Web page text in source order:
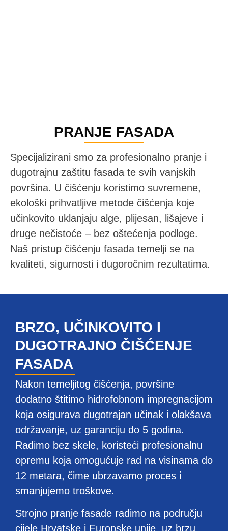
PRANJE FASADA
Specijalizirani smo za profesionalno pranje i
dugotrajnu zaštitu fasada te svih vanjskih
površina. U čišćenju koristimo suvremene,
ekološki prihvatljive metode čišćenja koje
učinkovito uklanjaju alge, plijesan, lišajeve i
druge nečistoće – bez oštećenja podloge.
Naš pristup čišćenju fasada temelji se na
kvaliteti, sigurnosti i dugoročnim rezultatima.
BRZO, UČINKOVITO I
DUGOTRAJNO ČIŠĆENJE
FASADA
Nakon temeljitog čišćenja, površine
dodatno štitimo hidrofobnom impregnacijom
koja osigurava dugotrajan učinak i olakšava
održavanje, uz garanciju do 5 godina.
Radimo bez skele, koristeći profesionalnu
opremu koja omogućuje rad na visinama do
12 metara, čime ubrzavamo proces i
smanjujemo troškove.
Strojno pranje fasade radimo na području
cijele Hrvatske i Europske unije, uz brzu